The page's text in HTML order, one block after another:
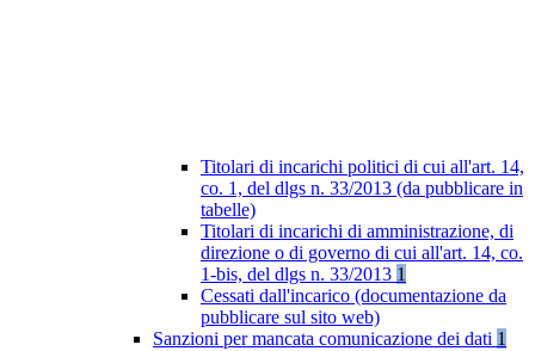
Titolari di incarichi politici di cui all'art. 14,
co. 1, del dlgs n. 33/2013 (da pubblicare in
tabelle)
Titolari di incarichi di amministrazione, di
direzione o di governo di cui all'art. 14, co.
1-bis, del dlgs n. 33/2013 1
Cessati dall'incarico (documentazione da
pubblicare sul sito web)
Sanzioni per mancata comunicazione dei dati 1